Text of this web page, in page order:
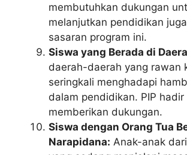
membutuhkan dukungan
melanjutkan pendidikan
sasaran program ini.
Siswa yang Berada di
daerah-daerah yang rawan
seringkali menghadapi
dalam pendidikan. PIP
memberikan dukungan.
Siswa dengan Orang Tua
Narapidana: Anak-anak